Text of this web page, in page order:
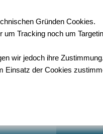
Gründen Cookies.
um Tracking noch um
wir jedoch ihre
Einsatz der Cookies